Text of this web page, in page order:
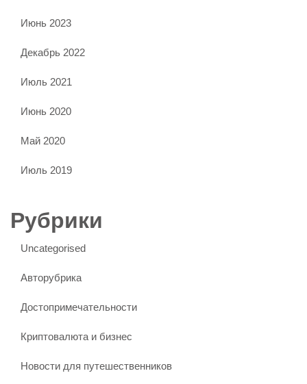
Июнь 2023
Декабрь 2022
Июль 2021
Июнь 2020
Май 2020
Июль 2019
Рубрики
Uncategorised
Авторубрика
Достопримечательности
Криптовалюта и бизнес
Новости для путешественников